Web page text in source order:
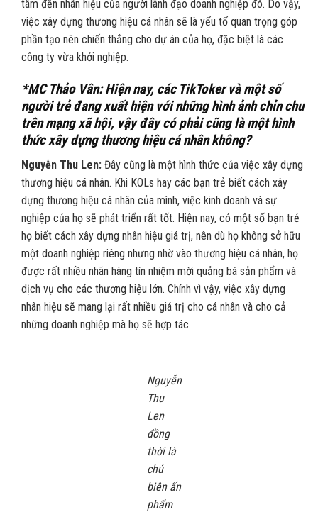
tâm đến nhân hiệu của người lãnh đạo doanh nghiệp đó. Do vậy,
việc xây dựng thương hiệu cá nhân sẽ là yếu tố quan trọng góp
phần tạo nên chiến thắng cho dự án của họ, đặc biệt là các
công ty vừa khởi nghiệp.
*MC Thảo Vân: Hiện nay, các TikToker và một số
người trẻ đang xuất hiện với những hình ảnh chỉn chu
trên mạng xã hội, vậy đây có phải cũng là một hình
thức xây dựng thương hiệu cá nhân không?
Nguyễn Thu Len: Đây cũng là một hình thức của việc xây dựng
thương hiệu cá nhân. Khi KOLs hay các bạn trẻ biết cách xây
dựng thương hiệu cá nhân của mình, việc kinh doanh và sự
nghiệp của họ sẽ phát triển rất tốt. Hiện nay, có một số bạn trẻ
họ biết cách xây dựng nhân hiệu giá trị, nên dù họ không sở hữu
một doanh nghiệp riêng nhưng nhờ vào thương hiệu cá nhân, họ
được rất nhiều nhãn hàng tín nhiệm mời quảng bá sản phẩm và
dịch vụ cho các thương hiệu lớn. Chính vì vậy, việc xây dựng
nhân hiệu sẽ mang lại rất nhiều giá trị cho cá nhân và cho cả
những doanh nghiệp mà họ sẽ hợp tác.
Nguyễn
Thu
Len
đồng
thời là
chủ
biên ấn
phẩm